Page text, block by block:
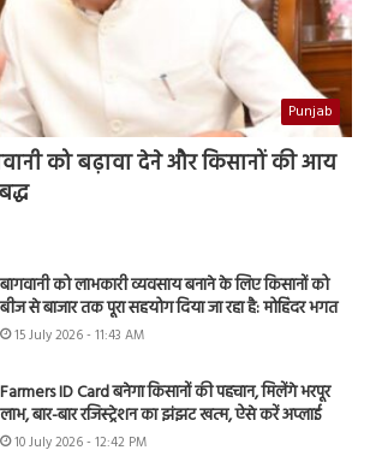
Punjab
को बढ़ावा देने और किसानों की आय
बागवानी को लाभकारी व्यवसाय बनाने के लिए किसानों को
बीज से बाजार तक पूरा सहयोग दिया जा रहा है: मोहिंदर भगत
15 July 2026 - 11:43 AM
Farmers ID Card बनेगा किसानों की पहचान, मिलेंगे भरपूर
लाभ, बार-बार रजिस्ट्रेशन का झंझट खत्म, ऐसे करें अप्लाई
10 July 2026 - 12:42 PM